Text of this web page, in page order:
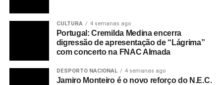
CULTURA 4 semanas ago
Portugal: Cremilda Medina encerra
digressão de apresentação de “Lágrima”
com concerto na FNAC Almada
DESPORTO NACIONAL 4 semanas ago
Jamiro Monteiro é o novo reforço do N.E.C.